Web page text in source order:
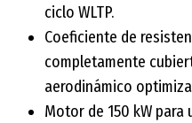
ciclo WLTP.
Coeficiente de
completamente
aerodinámico
Motor de 150 kW para